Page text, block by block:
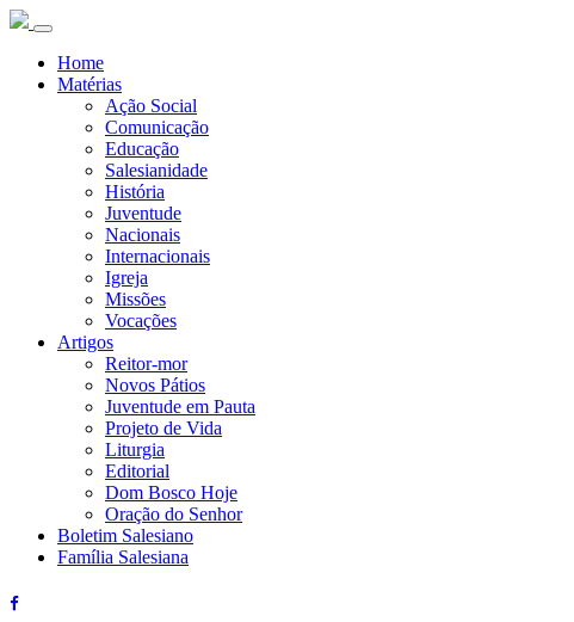
Home
Matérias
Ação Social
Comunicação
Educação
Salesianidade
História
Juventude
Nacionais
Internacionais
Igreja
Missões
Vocações
Artigos
Reitor-mor
Novos Pátios
Juventude em Pauta
Projeto de Vida
Liturgia
Editorial
Dom Bosco Hoje
Oração do Senhor
Boletim Salesiano
Família Salesiana